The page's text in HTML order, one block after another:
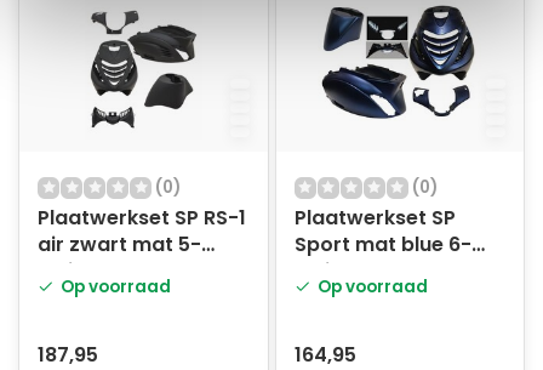
(0)
Plaatwerkset SP RS-1
air zwart mat 5-
delig
Op voorraad
187,95
(0)
Plaatwerkset SP
Sport mat blue 6-
delig
Op voorraad
164,95